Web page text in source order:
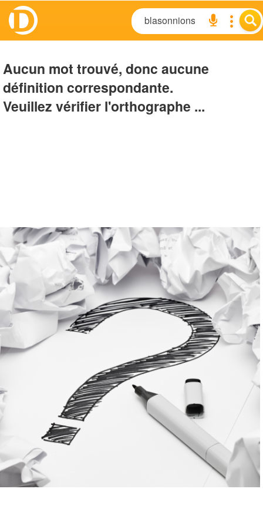
Aucun mot trouvé, donc aucune
définition correspondante.
Veuillez vérifier l'orthographe ...